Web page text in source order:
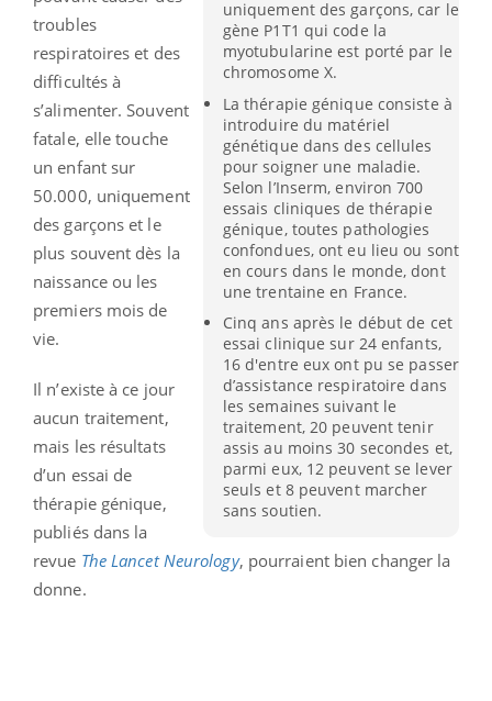
uniquement des garçons, car le
gène P1T1 qui code la
myotubularine est porté par le
chromosome X.
La thérapie génique consiste à
introduire du matériel
génétique dans des cellules
pour soigner une maladie.
Selon l’Inserm, environ 700
essais cliniques de thérapie
génique, toutes pathologies
confondues, ont eu lieu ou sont
en cours dans le monde, dont
une trentaine en France.
Cinq ans après le début de cet
essai clinique sur 24 enfants,
16 d'entre eux ont pu se passer
d’assistance respiratoire dans
les semaines suivant le
traitement, 20 peuvent tenir
assis au moins 30 secondes et,
parmi eux, 12 peuvent se lever
seuls et 8 peuvent marcher
sans soutien.
troubles
respiratoires et des
difficultés à
s’alimenter. Souvent
fatale, elle touche
un enfant sur
50.000, uniquement
des garçons et le
plus souvent dès la
naissance ou les
premiers mois de
vie.
Il n’existe à ce jour
aucun traitement,
mais les résultats
d’un essai de
thérapie génique,
publiés dans la
revue The Lancet Neurology, pourraient bien changer la
donne.